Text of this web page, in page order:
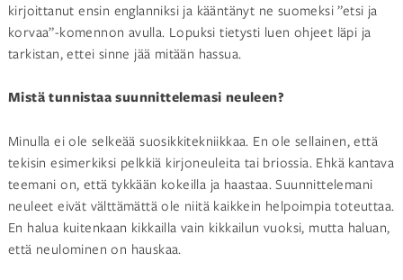
kirjoittanut ensin englanniksi ja kääntänyt ne suomeksi ”etsi ja
korvaa”-komennon avulla. Lopuksi tietysti luen ohjeet läpi ja
tarkistan, ettei sinne jää mitään hassua.
Mistä tunnistaa suunnittelemasi neuleen?
Minulla ei ole selkeää suosikkitekniikkaa. En ole sellainen, että
tekisin esimerkiksi pelkkiä kirjoneuleita tai briossia. Ehkä kantava
teemani on, että tykkään kokeilla ja haastaa. Suunnittelemani
neuleet eivät välttämättä ole niitä kaikkein helpoimpia toteuttaa.
En halua kuitenkaan kikkailla vain kikkailun vuoksi, mutta haluan,
että neulominen on hauskaa.